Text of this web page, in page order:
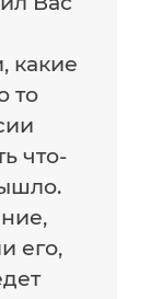
какие
то
что-
его,